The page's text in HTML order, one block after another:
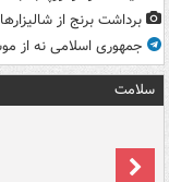
برداشت برنج از
جمهوری اسلامی نه از
سلامت